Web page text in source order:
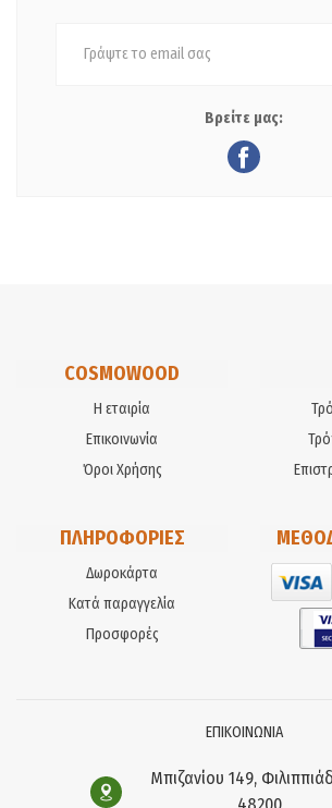
Βρείτε μας:
COSMOWOOD
Η εταιρία
Επικοινωνία
Όροι Χρήσης
ΠΛΗΡΟΦΟΡΙΕΣ
Δωροκάρτα
Κατά παραγγελία
Προσφορές
ΕΠΙΚΟΙΝΩΝΙΑ
Μπιζανίου 149,